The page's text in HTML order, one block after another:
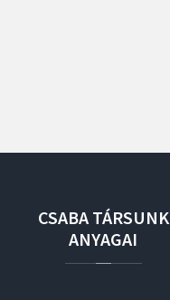
CSABA TÁRSUNK
ANYAGAI